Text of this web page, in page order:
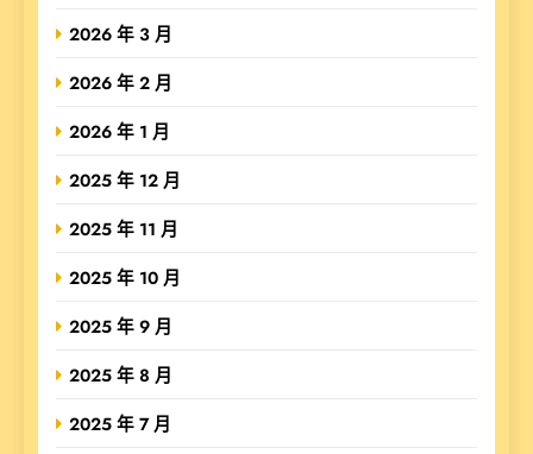
2026 年 3 月
2026 年 2 月
2026 年 1 月
2025 年 12 月
2025 年 11 月
2025 年 10 月
2025 年 9 月
2025 年 8 月
2025 年 7 月